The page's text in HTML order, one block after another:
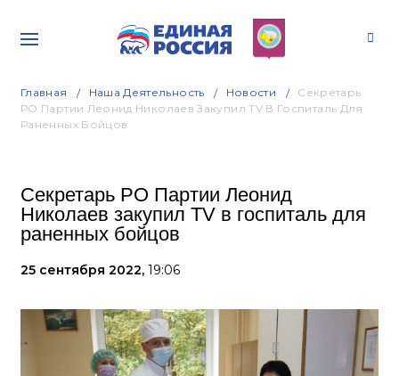
Главная Наша Деятельность Новости
Секретарь
РО Партии Леонид Николаев Закупил TV В Госпиталь Для
Раненных Бойцов
Секретарь РО Партии Леонид
Николаев закупил TV в госпиталь для
раненных бойцов
25 сентября 2022, 19:06